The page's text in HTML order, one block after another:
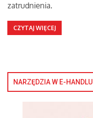
zatrudnienia.
CZYTAJ WIĘCEJ
NARZĘDZIA W E-HANDLU